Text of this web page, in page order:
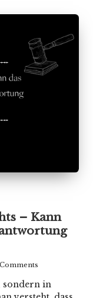
– Kann
sondern in